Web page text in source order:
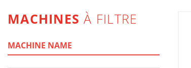
MACHINES À FILTRE
MACHINE NAME